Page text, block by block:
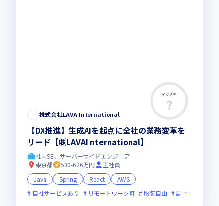
マッチ率
株式会社LAVA International
【DX推進】生成AIを起点に全社の業務変革を
リード【㈱LAVAI nternational】
社内SE、サーバーサイドエンジニア
東京都
500-626万円
正社員
Java
Spring React
AWS
自社サービスあり
リモートワーク可 服装自由 副業可